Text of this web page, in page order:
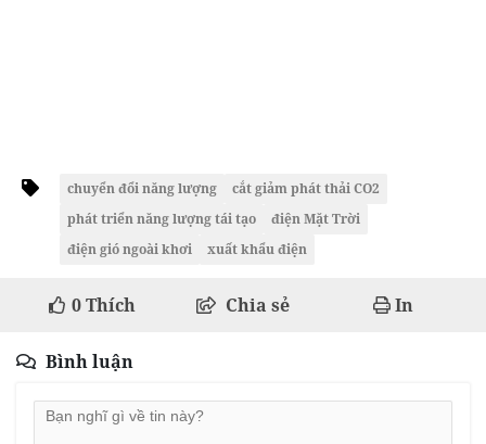
chuyển đổi năng lượng
cắt giảm phát thải CO2
phát triển năng lượng tái tạo
điện Mặt Trời
điện gió ngoài khơi
xuất khẩu điện
0Thích Chia sẻ In
Bình luận